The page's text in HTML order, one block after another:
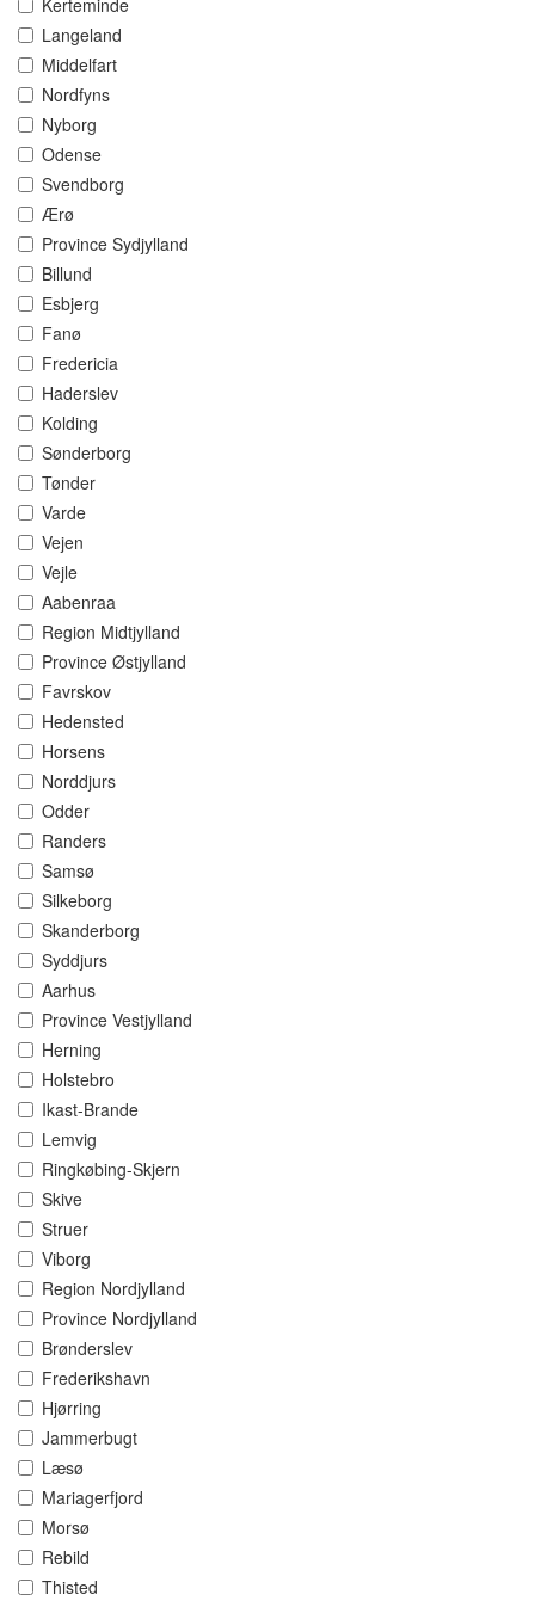
Kerteminde
Langeland
Middelfart
Nordfyns
Nyborg
Odense
Svendborg
Ærø
Province Sydjylland
Billund
Esbjerg
Fanø
Fredericia
Haderslev
Kolding
Sønderborg
Tønder
Varde
Vejen
Vejle
Aabenraa
Region Midtjylland
Province Østjylland
Favrskov
Hedensted
Horsens
Norddjurs
Odder
Randers
Samsø
Silkeborg
Skanderborg
Syddjurs
Aarhus
Province Vestjylland
Herning
Holstebro
Ikast-Brande
Lemvig
Ringkøbing-Skjern
Skive
Struer
Viborg
Region Nordjylland
Province Nordjylland
Brønderslev
Frederikshavn
Hjørring
Jammerbugt
Læsø
Mariagerfjord
Morsø
Rebild
Thisted